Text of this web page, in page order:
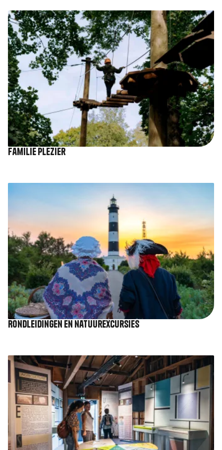
Afbeelding
Familie plezier
Afbeelding
Rondleidingen en natuurexcursies
Afbeelding